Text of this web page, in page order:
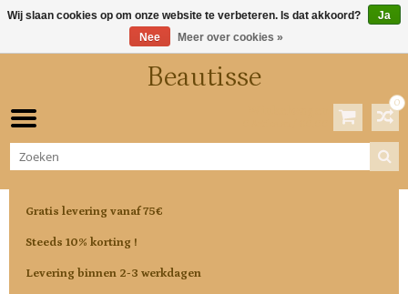
Beautisse
0
Gratis levering vanaf 75€
Steeds 10% korting !
Levering binnen 2-3 werkdagen
Wij slaan cookies op om onze website te verbeteren. Is dat akkoord?
Ja
Nee
Meer over cookies »